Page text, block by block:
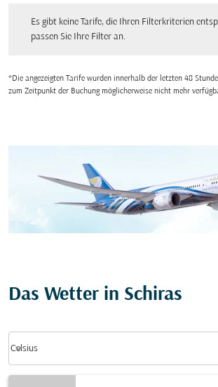
Es gibt keine Tarife, die Ihren Filterkriterien
passen Sie Ihre Filter an.
*Die angezeigten Tarife wurden innerhalb der letzten 48
zum Zeitpunkt der Buchung möglicherweise nicht mehr
Das Wetter in Schiras
Celsius
keyboard_arrow_down